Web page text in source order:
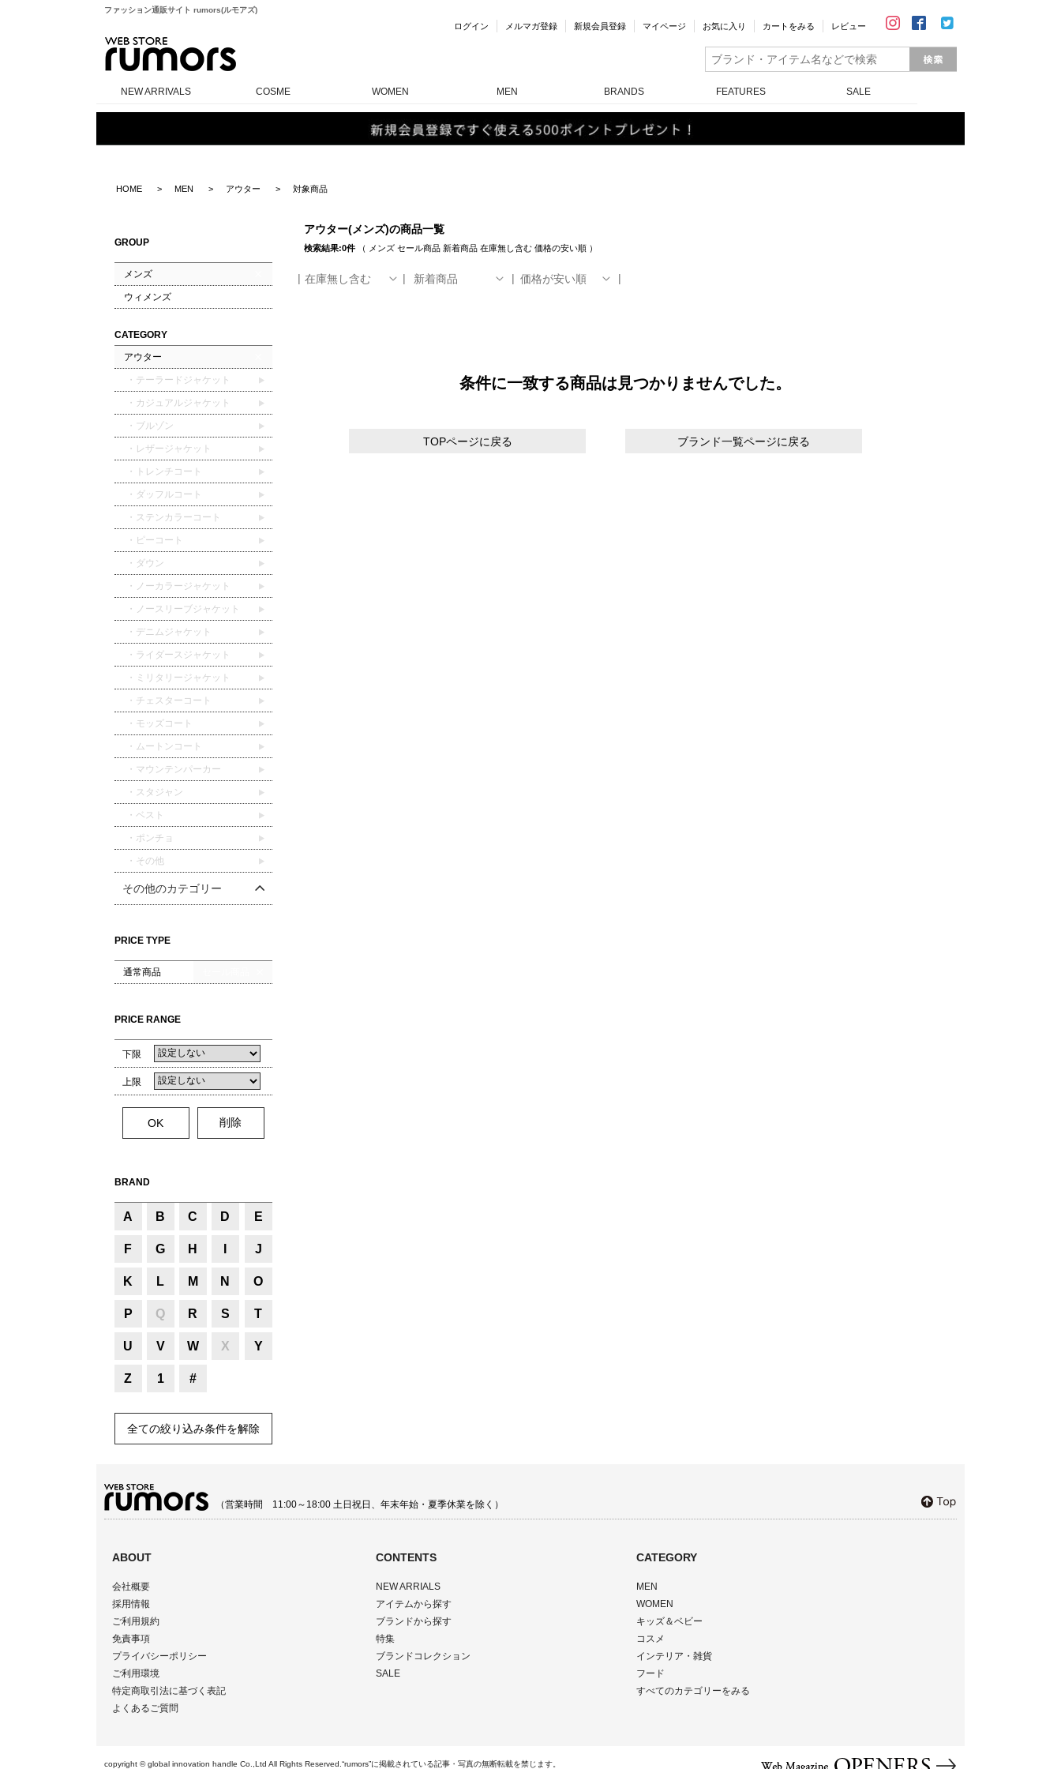
ファッション通販サイト rumors(ルモアズ)
ログイン メルマガ登録 新規会員登録 マイページ お気に入り カートをみる レビュー
NEW ARRIVALS COSME WOMEN MEN BRANDS FEATURES SALE
HOME MEN アウター 対象商品
GROUP
メンズ
ウィメンズ
CATEGORY
アウター
・テーラードジャケット
・カジュアルジャケット
・ブルゾン
・レザージャケット
・トレンチコート
・ダッフルコート
・ステンカラーコート
・ピーコート
・ダウン
・ノーカラージャケット
・ノースリーブジャケット
・デニムジャケット
・ライダースジャケット
・ミリタリージャケット
・チェスターコート
・モッズコート
・ムートンコート
・マウンテンパーカー
・スタジャン
・ベスト
・ポンチョ
・その他
その他のカテゴリー
PRICE TYPE
通常商品
PRICE RANGE
下限
上限
BRAND
A B C D E
F G H J
K L M N O
P Q R S T
U V W X Y
Z 1 #
全ての絞り込み条件を解除
アウター(メンズ)の商品一覧
検索結果:0件（ メンズ セール商品 新着商品 在庫無し含む 価格の安い順）
在庫無し含む 新着商品 価格が安い順
条件に一致する商品は見つかりませんでした。
TOPページに戻る ブランド一覧ページに戻る
（営業時間 11:00～18:00 土日祝日、年末年始・夏季休業を除く）
ABOUT
会社概要
採用情報
ご利用規約
免責事項
プライバシーポリシー
ご利用環境
特定商取引法に基づく表記
よくあるご質問
CONTENTS
NEW ARRIALS
アイテムから探す
ブランドから探す
特集
ブランドコレクション
SALE
CATEGORY
MEN
WOMEN
キッズ＆ベビー
コスメ
インテリア・雑貨
フード
すべてのカテゴリーをみる
copyright © global innovation handle Co.,Ltd All Rights Reserved.“rumors”に掲載されている記事・写真の無断転載を禁じます。